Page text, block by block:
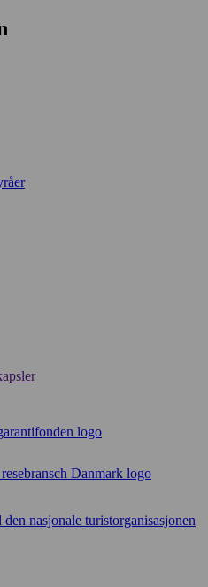
logo
Danmark logo
nasjonale turistorganisasjonen